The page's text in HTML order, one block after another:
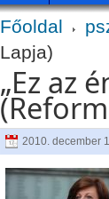
Főoldal
Lapja)
„Ez az
2010. december